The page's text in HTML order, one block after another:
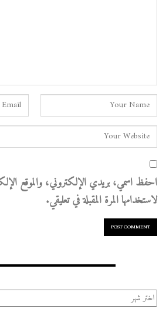
احفظ اسمي، بريدي الإلكتروني، والموقع
لاستخدامها المرة المقبلة في تعليقي.
الأرشيف